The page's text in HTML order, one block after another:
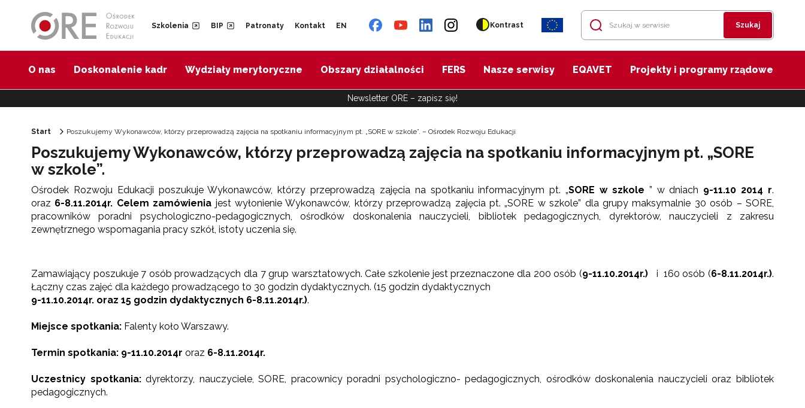
Szkolenia BIP Patronaty Kontakt EN Kontrast Szukaj
O nas Doskonalenie kadr Wydziały merytoryczne Obszary działalności FERS Nasze serwisy EQAVET Projekty i programy rządowe
Newsletter ORE – zapisz się!
Start Poszukujemy Wykonawców, którzy przeprowadzą zajęcia na spotkaniu informacyjnym pt. „SORE w szkole”. – Ośrodek Rozwoju Edukacji
Poszukujemy Wykonawców, którzy przeprowadzą zajęcia na spotkaniu informacyjnym pt. „SORE
w szkole”.
Ośrodek Rozwoju Edukacji poszukuje Wykonawców, którzy przeprowadzą zajęcia na spotkaniu informacyjnym pt. „SORE w szkole ” w dniach 9-11.10 2014 r.
oraz 6-8.11.2014r. Celem zamówienia jest wyłonienie Wykonawców, którzy przeprowadzą zajęcia pt. „SORE w szkole” dla grupy maksymalnie 30 osób – SORE,
pracowników poradni psychologiczno-pedagogicznych, ośrodków doskonalenia nauczycieli, bibliotek pedagogicznych, dyrektorów, nauczycieli z zakresu
zewnętrznego wspomagania pracy szkół, istoty uczenia się.
Zamawiający poszukuje 7 osób prowadzących dla 7 grup warsztatowych. Całe szkolenie jest przeznaczone dla 200 osób (9-11.10.2014r.)i 160 osób (6-8.11.2014r.).
Łączny czas zajęć dla każdego prowadzącego to 30 godzin dydaktycznych. (15 godzin dydaktycznych
9-11.10.2014r. oraz 15 godzin dydaktycznych 6-8.11.2014r.).
Miejsce spotkania: Falenty koło Warszawy.
Termin spotkania: 9-11.10.2014r oraz 6-8.11.2014r.
Uczestnicy spotkania:dyrektorzy, nauczyciele, SORE, pracownicy poradni psychologiczno- pedagogicznych, ośrodków doskonalenia nauczycieli oraz bibliotek
pedagogicznych.